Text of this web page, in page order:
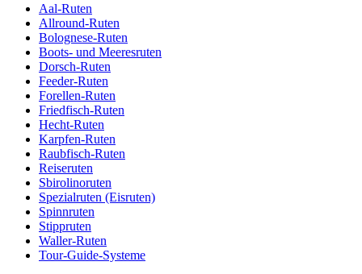
Aal-Ruten
Allround-Ruten
Bolognese-Ruten
Boots- und Meeresruten
Dorsch-Ruten
Feeder-Ruten
Forellen-Ruten
Friedfisch-Ruten
Hecht-Ruten
Karpfen-Ruten
Raubfisch-Ruten
Reiseruten
Sbirolinoruten
Spezialruten (Eisruten)
Spinnruten
Stippruten
Waller-Ruten
Tour-Guide-Systeme